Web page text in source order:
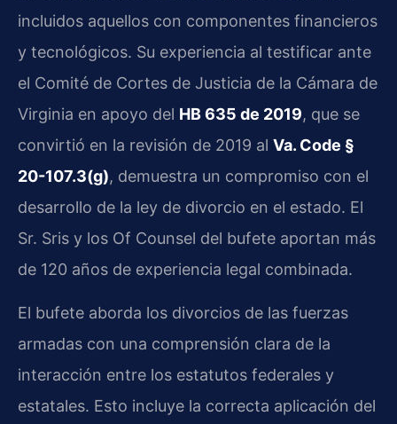
incluidos aquellos con componentes financieros
y tecnológicos. Su experiencia al testificar ante
el Comité de Cortes de Justicia de la Cámara de
Virginia en apoyo del HB 635 de 2019, que se
convirtió en la revisión de 2019 al Va. Code §
20-107.3(g), demuestra un compromiso con el
desarrollo de la ley de divorcio en el estado. El
Sr. Sris y los Of Counsel del bufete aportan más
de 120 años de experiencia legal combinada.
El bufete aborda los divorcios de las fuerzas
armadas con una comprensión clara de la
interacción entre los estatutos federales y
estatales. Esto incluye la correcta aplicación del